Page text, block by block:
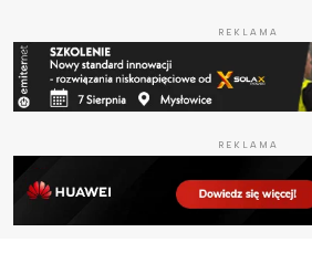
REKLAMA
REKLAMA